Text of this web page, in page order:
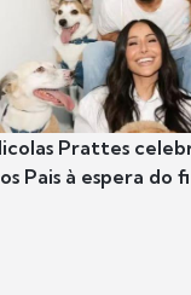
Prattes
Pais à espera do